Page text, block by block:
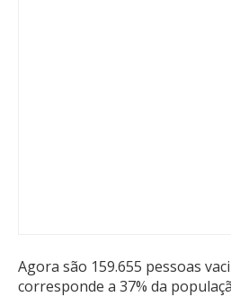
Agora são 159.655 pessoas
corresponde a 37% da